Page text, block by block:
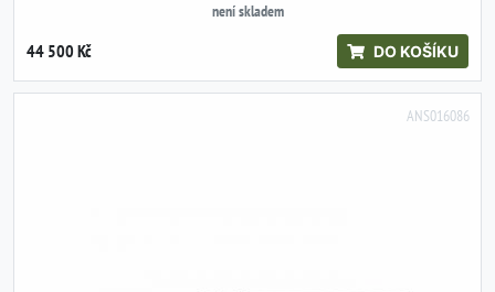
není skladem
44 500 Kč DO KOŠÍKU
ANS016086